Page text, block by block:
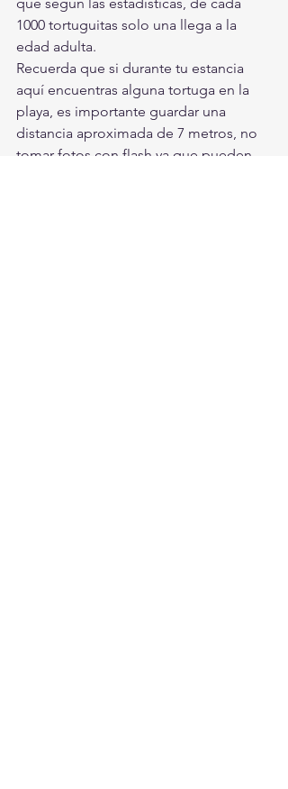
1000 tortuguitas solo una llega a la
edad adulta.
Recuerda que si durante tu estancia
aquí encuentras alguna tortuga en la
playa, es importante guardar una
distancia aproximada de 7 metros, no
tomar fotos con flash ya que pueden